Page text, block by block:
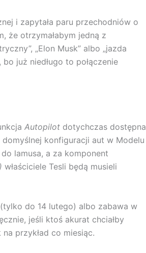
i zapytała paru przechodniów o
że otrzymałabym jedną z
„Elon Musk” albo „jazda
już niedługo to połączenie
Autopilot dotychczas dostępna
konfiguracji aut w Modelu
lamusa, a za komponent
właściciele Tesli będą musieli
(tylko do 14 lutego) albo zabawa w
jeśli ktoś akurat chciałby
przykład co miesiąc.